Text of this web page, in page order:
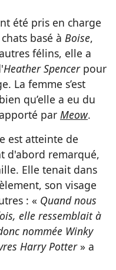
été pris en charge
basé à Boise,
félins, elle a
HeatherSpencer pour
La femme s’est
qu’elle a eu du
par Meow.
est atteinte de
d'abord remarqué,
Elle tenait dans
son visage
: « Quand nous
elle ressemblait à
nommée Winky
Harry Potter» a